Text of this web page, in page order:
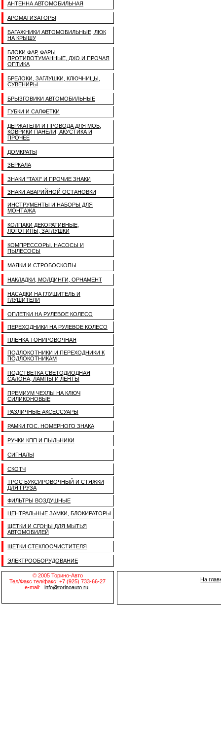
АНТЕННА АВТОМОБИЛЬНАЯ
АРОМАТИЗАТОРЫ
БАГАЖНИКИ АВТОМОБИЛЬНЫЕ, ЛЮК
НА КРЫШУ
БЛОКИ ФАР, ФАРЫ
ПРОТИВОТУМАННЫЕ, ДХО И ПРОЧАЯ
ОПТИКА
БРЕЛОКИ, ЗАГЛУШКИ, КЛЮЧНИЦЫ,
СУВЕНИРЫ
БРЫЗГОВИКИ АВТОМОБИЛЬНЫЕ
ГУБКИ И САЛФЕТКИ
ДЕРЖАТЕЛИ И ПРОВОДА ДЛЯ МОБ,
КОВРИКИ ПАНЕЛИ, АКУСТИКА И
ПРОЧЕЕ
ДОМКРАТЫ
ЗЕРКАЛА
ЗНАКИ "TAXI" И ПРОЧИЕ ЗНАКИ
ЗНАКИ АВАРИЙНОЙ ОСТАНОВКИ
ИНСТРУМЕНТЫ И НАБОРЫ ДЛЯ
МОНТАЖА
КОЛПАКИ ДЕКОРАТИВНЫЕ,
ЛОГОТИПЫ, ЗАГЛУШКИ
КОМПРЕССОРЫ, НАСОСЫ И
ПЫЛЕСОСЫ
МАЯКИ И СТРОБОСКОПЫ
НАКЛАДКИ, МОЛДИНГИ, ОРНАМЕНТ
НАСАДКИ НА ГЛУШИТЕЛЬ И
ГЛУШИТЕЛИ
ОПЛЕТКИ НА РУЛЕВОЕ КОЛЕСО
ПЕРЕХОДНИКИ НА РУЛЕВОЕ КОЛЕСО
ПЛЕНКА ТОНИРОВОЧНАЯ
ПОДЛОКОТНИКИ И ПЕРЕХОДНИКИ К
ПОДЛОКОТНИКАМ
ПОДСТВЕТКА СВЕТОДИОДНАЯ
САЛОНА, ЛАМПЫ И ЛЕНТЫ
ПРЕМИУМ ЧЕХЛЫ НА КЛЮЧ
СИЛИКОНОВЫЕ
РАЗЛИЧНЫЕ АКСЕССУАРЫ
РАМКИ ГОС. НОМЕРНОГО ЗНАКА
РУЧКИ КПП И ПЫЛЬНИКИ
СИГНАЛЫ
СКОТЧ
ТРОС БУКСИРОВОЧНЫЙ И СТЯЖКИ
ДЛЯ ГРУЗА
ФИЛЬТРЫ ВОЗДУШНЫЕ
ЦЕНТРАЛЬНЫЕ ЗАМКИ, БЛОКИРАТОРЫ
ЩЕТКИ И СГОНЫ ДЛЯ МЫТЬЯ
АВТОМОБИЛЕЙ
ЩЕТКИ СТЕКЛООЧИСТИТЕЛЯ
ЭЛЕКТРООБОРУДОВАНИЕ
© 2005 Торино-Авто
Тел/Факс тел/факс: +7 (925) 733-66-27
e-mail:
info@torinoauto.ru
На